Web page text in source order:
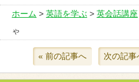
ホーム > 英語を学ぶ > 英会話講座
ゃ
« 前の記事へ 次の記事